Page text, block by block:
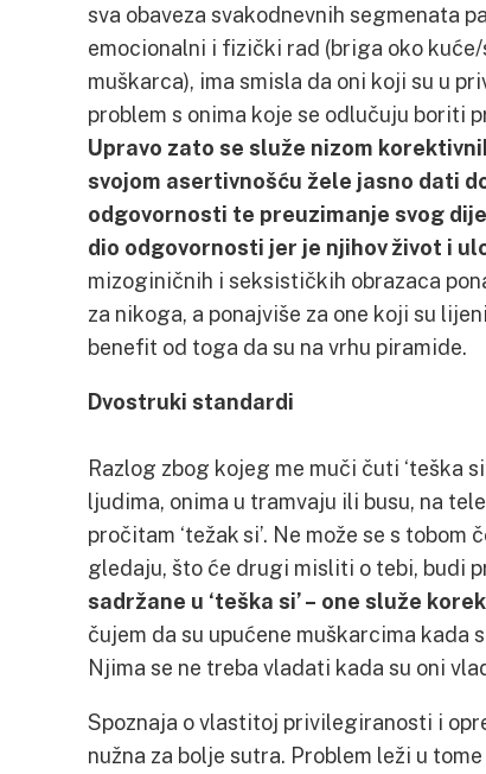
sva obaveza svakodnevnih segmenata
emocionalni i fizički rad (briga oko
muškarca), ima smisla da oni koji su u
problem s onima koje se odlučuju boriti
Upravo zato se služe nizom
svojom asertivnošću žele jasno dati
odgovornosti te preuzimanje svog
dio odgovornosti jer je njihov život i
mizoginičnih i seksističkih obrazaca
za nikoga, a ponajviše za one koji su
benefit od toga da su na vrhu piramide.
Dvostruki standardi
Razlog zbog kojeg me muči čuti ‘teška
ljudima, onima u tramvaju ili busu, na
pročitam ‘težak si’. Ne može se s
gledaju, što će drugi misliti o tebi, budi
sadržane u ‘teška si’ – one služe
čujem da su upućene muškarcima kada
Njima se ne treba vladati kada su oni
Spoznaja o vlastitoj privilegiranosti i
nužna za bolje sutra. Problem leži u